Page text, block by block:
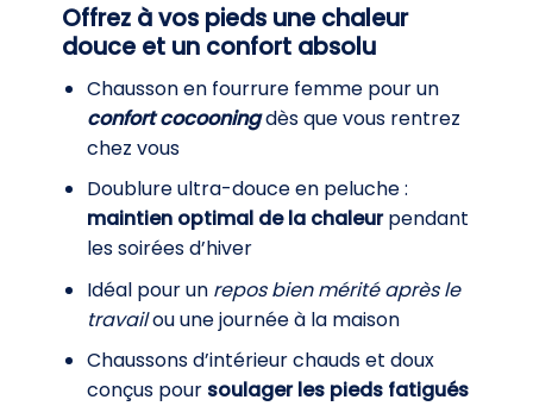
Offrez à vos pieds une chaleur
douce et un confort absolu
Chausson en fourrure femme pour un
confort cocooningdès que vous rentrez
chez vous
Doublure ultra-douce en peluche :
maintien optimal de la chaleurpendant
les soirées d’hiver
Idéal pour un repos bien mérité après le
travailou une journée à la maison
Chaussons d’intérieur chauds et doux
conçus pour soulager les pieds fatigués